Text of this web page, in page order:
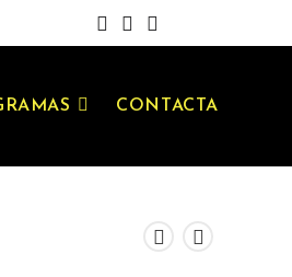
CONTACTA